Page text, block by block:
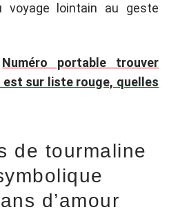
voyage lointain au geste
Numéro portable trouver
est sur liste rouge, quelles
de tourmaline
d’amour